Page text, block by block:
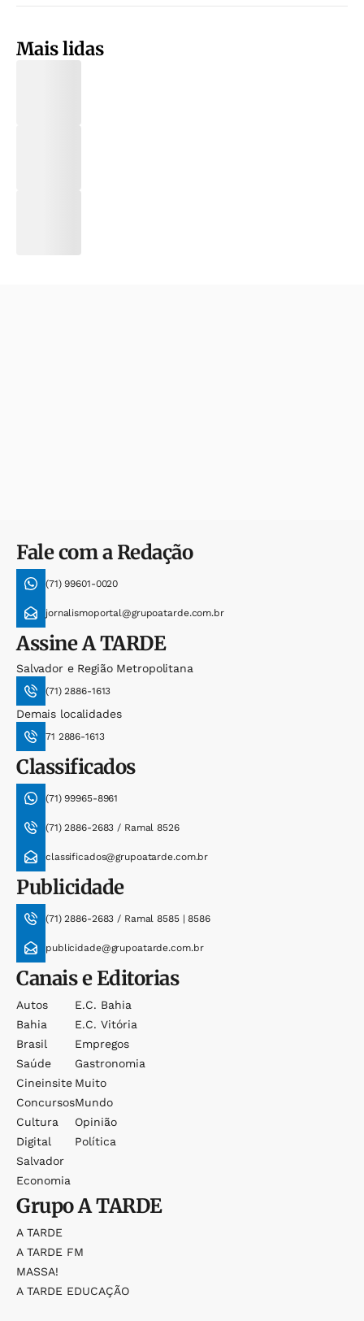
Mais lidas
Fale com a Redação
(71) 99601-0020
jornalismoportal@grupoatarde.com.br
AssineA TARDE
Salvador e Região Metropolitana
(71) 2886-1613
Demais localidades
71 2886-1613
Classificados
(71) 99965-8961
(71) 2886-2683 / Ramal 8526
classificados@grupoatarde.com.br
Publicidade
(71) 2886-2683 / Ramal 8585 | 8586
publicidade@grupoatarde.com.br
Canais e Editorias
Autos
Bahia
Brasil
Saúde
Cineinsite
Concursos
Cultura
Digital
Salvador
Economia
E.c. Bahia
E.c. Vitória
Empregos
Gastronomia
Muito
Mundo
Opinião
Política
GrupoA TARDE
A TARDE
A TARDE FM
MASSA!
A TARDE EDUCAÇÃO